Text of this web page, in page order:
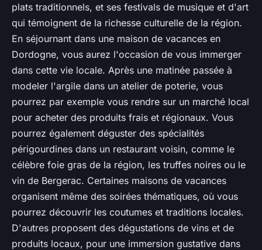
plats traditionnels, et ses festivals de musique et d'art
qui témoignent de la richesse culturelle de la région.
En séjournant dans une maison de vacances en
Dordogne, vous aurez l'occasion de vous immerger
dans cette vie locale. Après une matinée passée à
modeler l'argile dans un atelier de poterie, vous
pourrez par exemple vous rendre sur un marché local
pour acheter des produits frais et régionaux. Vous
pourrez également déguster des spécialités
périgourdines dans un restaurant voisin, comme le
célèbre foie gras de la région, les truffes noires ou le
vin de Bergerac. Certaines maisons de vacances
organisent même des soirées thématiques, où vous
pourrez découvrir les coutumes et traditions locales.
D'autres proposent des dégustations de vins et de
produits locaux, pour une immersion gustative dans